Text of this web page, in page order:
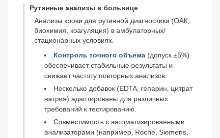
Рутинные анализы в больнице
Анализы крови для рутинной диагностики (ОАК,
биохимия, коагуляция) в амбулаторных/
стационарных условиях.
Контроль точного объема (допуск ±5%)
обеспечивает стабильные результаты и
снижает частоту повторных анализов.
Несколько добавок (EDTA, гепарин, цитрат
натрия) адаптированы для различных
требований к тестированию.
Совместимость с автоматизированными
анализаторами (например, Roche, Siemens,